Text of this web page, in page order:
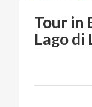
Tour in
Lagodi